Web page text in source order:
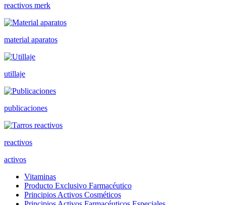
reactivos merk
material aparatos
utillaje
publicaciones
reactivos
activos
Vitaminas
Producto Exclusivo Farmacéutico
Principios Activos Cosméticos